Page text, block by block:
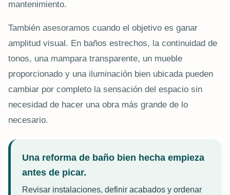
mantenimiento.
También asesoramos cuando el objetivo es ganar
amplitud visual. En baños estrechos, la continuidad de
tonos, una mampara transparente, un mueble
proporcionado y una iluminación bien ubicada pueden
cambiar por completo la sensación del espacio sin
necesidad de hacer una obra más grande de lo
necesario.
Una reforma de baño bien hecha empieza
antes de picar.
Revisar instalaciones, definir acabados y ordenar